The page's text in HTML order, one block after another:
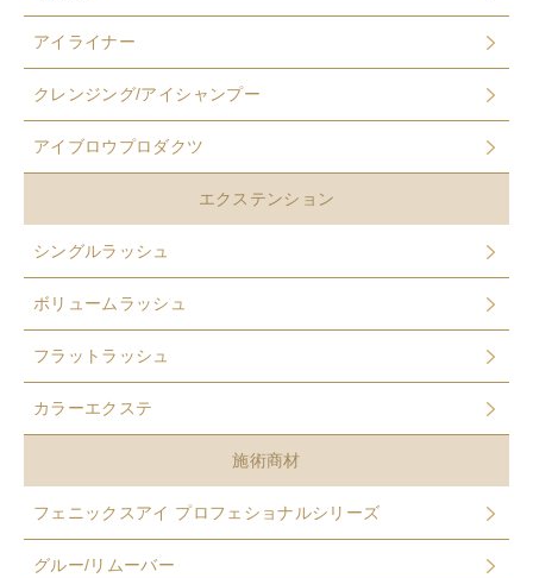
アイライナー
クレンジング/アイシャンプー
アイブロウプロダクツ
エクステンション
シングルラッシュ
ボリュームラッシュ
フラットラッシュ
カラーエクステ
施術商材
フェニックスアイ プロフェショナルシリーズ
グルー/リムーバー